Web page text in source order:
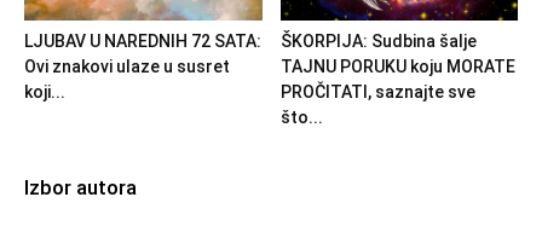
LJUBAV U NAREDNIH 72 SATA:
Ovi znakovi ulaze u susret
koji...
ŠKORPIJA: Sudbina šalje
TAJNU PORUKU koju MORATE
PROČITATI, saznajte sve
što...
Izbor autora